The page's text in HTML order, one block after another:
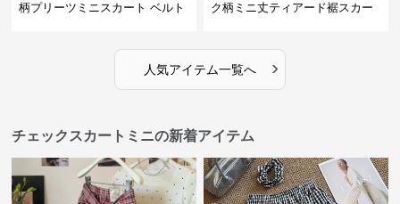
柄プリーツミニスカート ベルト
ク柄ミニ丈ティアード裾スカー
人気アイテム一覧へ ›
チェックスカートミニの新着アイテム